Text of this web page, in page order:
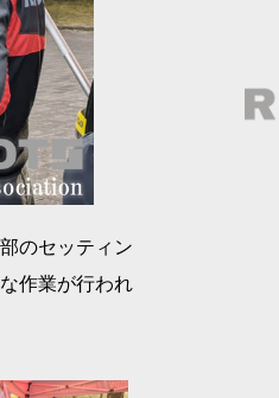
のセッティン
作業が行われ